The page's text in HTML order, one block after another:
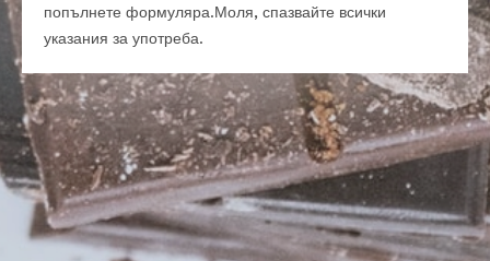
попълнете формуляра.Моля, спазвайте всички
указания за употреба.